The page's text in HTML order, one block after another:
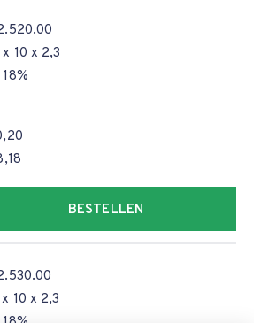
10 x 2,3
18%
BESTELLEN
10 x 2,3